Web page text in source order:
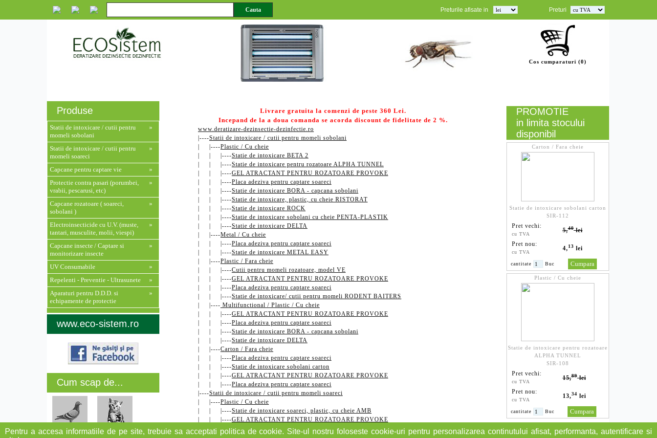
01.jpg
Cos cumparaturi (0)
Produse
Statii de intoxicare / cutii pentru
momeli sobolani
»
Statii de intoxicare / cutii pentru
momeli soareci
»
Capcane pentru captare vie
»
Protectie contra pasari (porumbei,
vrabii, pescarusi, etc)
»
Capcane rozatoare ( soareci,
sobolani )
»
Electroinsecticide cu U.V. (muste,
tantari, musculite, molii, viespi)
»
Capcane insecte / Captare si
monitorizare insecte
»
UV Consumabile
»
Repelenti - Preventie - Ultrasunete
»
Aparaturi pentru D.D.D. si
echipamente de protectie
»
www.eco-sistem.ro
Cum scap de...
Porumbei Pisici
Livrare gratuita la comenzi de peste 360 Lei.
Incepand de la a doua comanda se acorda discount de fidelitate de 2 %.
www.deratizare-dezinsectie-dezinfectie.ro
|----Statii de intoxicare / cutii pentru momeli sobolani
| |----Plastic / Cu cheie
| | |----Statie de intoxicare BETA 2
| | |----Statie de intoxicare pentru rozatoare ALPHA TUNNEL
| | |----GEL ATRACTANT PENTRU ROZATOARE PROVOKE
| | |----Placa adeziva pentru captare soareci
| | |----Statie de intoxicare BORA - capcana sobolani
| | |----Statie de intoxicare, plastic, cu cheie RISTORAT
| | |----Statie de intoxicare ROCK
| | |----Statie de intoxicare sobolani cu cheie PENTA-PLASTIK
| | |----Statie de intoxicare DELTA
| |----Metal / Cu cheie
| | |----Placa adeziva pentru captare soareci
| | |----Statie de intoxicare METAL EASY
| |----Plastic / Fara cheie
| | |----Cutii pentru momeli rozatoare, model VE
| | |----GEL ATRACTANT PENTRU ROZATOARE PROVOKE
| | |----Placa adeziva pentru captare soareci
| | |----Statie de intoxicare/ cutii pentru momeli RODENT BAITERS
| |---- Multifunctional / Plastic / Cu cheie
| | |----GEL ATRACTANT PENTRU ROZATOARE PROVOKE
| | |----Placa adeziva pentru captare soareci
| | |----Statie de intoxicare BORA - capcana sobolani
| | |----Statie de intoxicare DELTA
| |----Carton / Fara cheie
| | |----Placa adeziva pentru captare soareci
| | |----Statie de intoxicare sobolani carton
| | |----GEL ATRACTANT PENTRU ROZATOARE PROVOKE
| | |----Placa adeziva pentru captare soareci
|----Statii de intoxicare / cutii pentru momeli soareci
| |----Plastic / Cu cheie
| | |----Statie de intoxicare soareci, plastic, cu cheie AMB
| | |----GEL ATRACTANT PENTRU ROZATOARE PROVOKE
| | |----Placa adeziva pentru captare soareci
PROMOTIE
in limita stocului
disponibil
Carton / Fara cheie
Statie de intoxicare sobolani carton
SIR-112
Pret vechi:
cu TVA
5,40lei
Pret nou:
cu TVA
4,13 lei
cantitate Buc
Plastic / Cu cheie
Statie de intoxicare pentru rozatoare
ALPHA TUNNEL
SIR-108
Pret vechi:
cu TVA
15,89lei
Pret nou:
cu TVA
13,34 lei
cantitate Buc
Curs Valutar BNR
Pentru a accesa informatiile de pe site, trebuie sa acceptati politica de cookie. Site-ul nostru foloseste cookie-uri pentru personalizarea continutului afisat, performanta, autentificare si
Preturile afisate in Preturi